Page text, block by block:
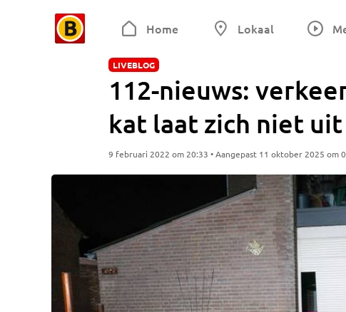
Home Lokaal
LIVEBLOG
112-nieuws:
kat laat zich niet
9 februari 2022 om 20:33 • Aangepast 11 oktober 2025 om